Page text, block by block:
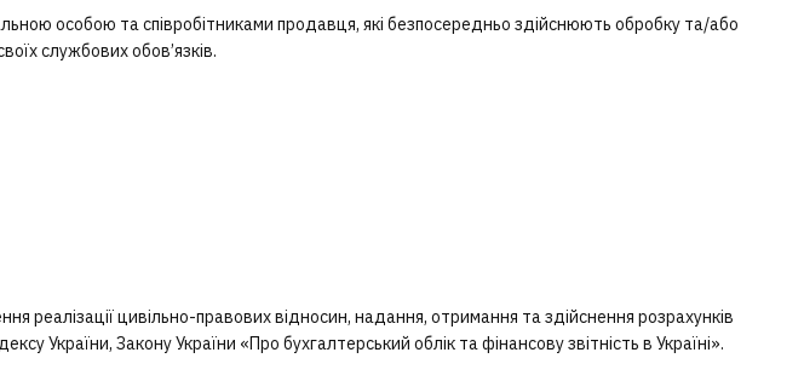
особою та співробітниками продавця, які безпосередньо здійснюють обробку та/або
службових обов’язків.
реалізації цивільно-правових відносин, надання, отримання та здійснення розрахунків
України, Закону України «Про бухгалтерський облік та фінансову звітність в Україні».